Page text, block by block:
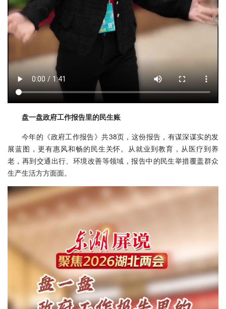
盘一盘政府工作报告里的民生账
今年的《政府工作报告》共38页，这份报告，有谋深谋实的发
展蓝图，更有惠风和畅的民生关怀。从就业到教育，从医疗到养
老，再到交通出行、环境改善等领域，报告中的民生举措覆盖群众
生产生活方方面面。